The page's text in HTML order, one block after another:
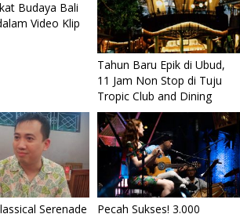
Budaya Bali
Video Klip
Tahun Baru Epik di Ubud,
11 Jam Non Stop di Tuju
Tropic Club and Dining
Serenade
Pecah Sukses! 3.000